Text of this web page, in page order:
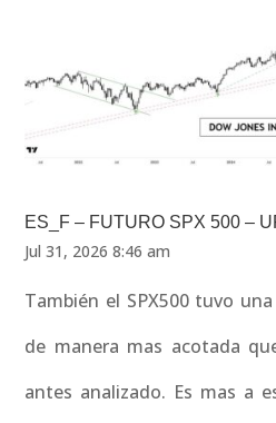
ES_F – FUTURO SPX 500 –
Jul 31, 2026 8:46 am
También el SPX500 tuvo
de manera mas acotada
antes analizado. Es mas a